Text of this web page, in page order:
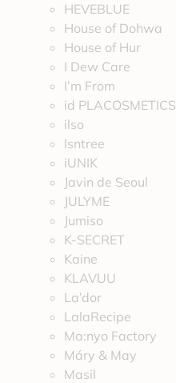
HEVEBLUE
House of Dohwa
House of Hur
I Dew Care
I’m From
id PLACOSMETICS
ilso
Isntree
iUNIK
Javin de Seoul
JULYME
Jumiso
K-SECRET
Kaine
KLAVUU
La’dor
LalaRecipe
Ma:nyo Factory
Máry & May
Masil